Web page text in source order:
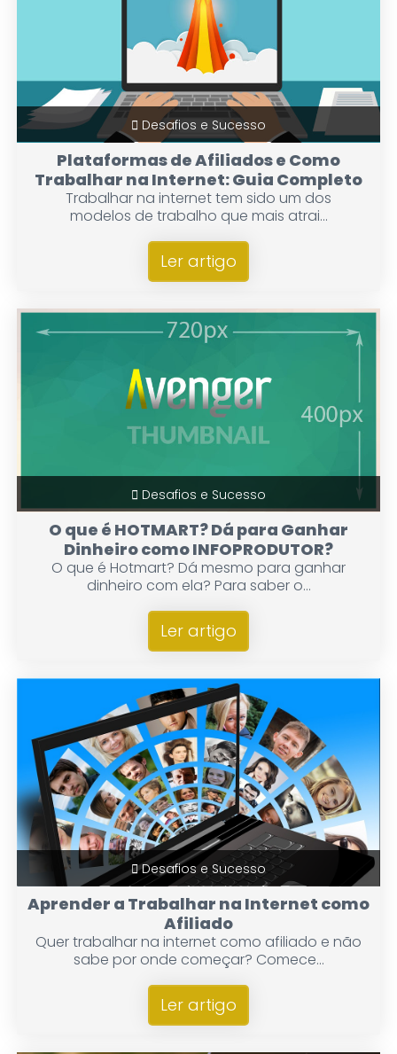
Desafios e Sucesso
Plataformas de Afiliados e Como
Trabalhar na Internet: Guia Completo
Trabalhar na internet tem sido um dos
modelos de trabalho que mais atrai...
Ler artigo
Desafios e Sucesso
O que é HOTMART? Dá para Ganhar
Dinheiro como INFOPRODUTOR?
O que é Hotmart? Dá mesmo para ganhar
dinheiro com ela? Para saber o...
Ler artigo
Desafios e Sucesso
Aprender a Trabalhar na Internet como
Afiliado
Quer trabalhar na internet como afiliado e não
sabe por onde começar? Comece...
Ler artigo